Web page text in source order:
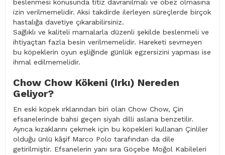
beslenmesi konusunda titiz davranılmalı ve obez olmasına
izin verilmemelidir. Aksi takdirde ilerleyen süreçlerde birçok
hastalığa davetiye çıkarabilirsiniz.
Sağlıklı ve kaliteli mamalarla düzenli şekilde beslenmeli ve
ihtiyaçtan fazla besin verilmemelidir. Hareketi sevmeyen
bu köpeklerin oyun eşliğinde günlük egzersizini yapması ise
ihmal edilmemelidir.
Chow Chow Kökeni (Irkı) Nereden
Geliyor?
En eski köpek ırklarından biri olan Chow Chow, Çin
efsanelerinde bahsi geçen siyah dilli aslana benzetilir.
Ayrıca kızaklarını çekmek için bu köpekleri kullanan Çinliler
olduğu ünlü kâşif Marco Polo tarafından da dile
getirilmiştir. Efsanelerin yanı sıra Göçebe Moğol Kabileleri